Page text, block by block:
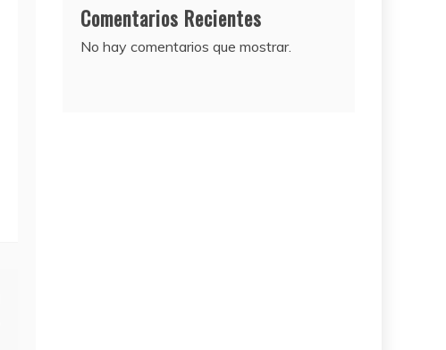
Comentarios Recientes
No hay comentarios que mostrar.